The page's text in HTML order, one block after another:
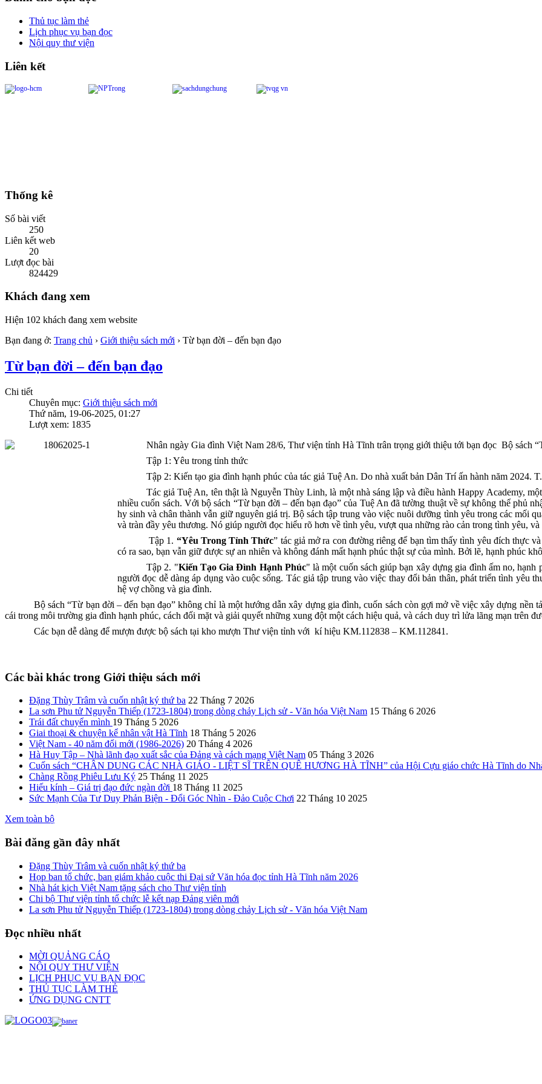
Thủ tục làm thẻ
Lịch phục vụ bạn đọc
Nội quy thư viện
Liên kết
Thống kê
Số bài viết
250
Liên kết web
20
Lượt đọc bài
824429
Khách đang xem
Hiện 102 khách đang xem website
Bạn đang ở: Trang chủ › Giới thiệu sách mới › Từ bạn đời – đến bạn đạo
Từ bạn đời – đến bạn đạo
Chi tiết
Chuyên mục: Giới thiệu sách mới
Thứ năm, 19-06-2025, 01:27
Lượt xem: 1835
Nhân ngày Gia đình Việt Nam 28/6, Thư viện tỉnh Hà Tĩnh trân trọng giới thiệu tới bạn đọc Bộ sách
Tập 1: Yêu trong tỉnh thức
Tập 2: Kiến tạo gia đình hạnh phúc của tác giả Tuệ An. Do nhà xuất bản Dân Trí ấn hành năm 2024.
Tác giả Tuệ An, tên thật là Nguyễn Thùy Linh, là một nhà sáng lập và điều hành Happy Academy,
nhiều cuốn sách. Với bộ sách “Từ bạn đời – đến bạn đạo” của Tuệ An đã tường thuật về sự không thể phủ
hy sinh và chân thành vẫn giữ nguyên giá trị. Bộ sách tập trung vào việc nuôi dưỡng tình yêu trong các mối
và tràn đầy yêu thương. Nó giúp người đọc hiểu rõ hơn về tình yêu, vượt qua những rào cản trong tình yêu,
Tập 1. “Yêu Trong Tỉnh Thức” tác giả mở ra con đường riêng để bạn tìm thấy tình yêu đích thực
có ra sao, bạn vẫn giữ được sự an nhiên và không đánh mất hạnh phúc thật sự của mình. Bởi lẽ, hạnh phúc
Tập 2. "Kiến Tạo Gia Đình Hạnh Phúc" là một cuốn sách giúp bạn xây dựng gia đình ấm no,
người đọc dễ dàng áp dụng vào cuộc sống. Tác giả tập trung vào việc thay đổi bản thân, phát triển tình yêu
hệ vợ chồng và gia đình.
Bộ sách “Từ bạn đời – đến bạn đạo” không chỉ là một hướng dẫn xây dựng gia đình, cuốn sách còn gợi mở về việc xây dựng nền
cái trong môi trường gia đình hạnh phúc, cách đối mặt và giải quyết những xung đột một cách hiệu quả, và cách duy trì lửa lãng mạn trên
Các bạn dễ dàng để mượn được bộ sách tại kho mượn Thư viện tỉnh với kí hiệu KM.112838 – KM.112841.
Các bài khác trong Giới thiệu sách mới
Đặng Thùy Trâm và cuốn nhật ký thứ ba 22 Tháng 7 2026
La sơn Phu tử Nguyễn Thiếp (1723-1804) trong dòng chảy Lịch sử - Văn hóa Việt Nam 15 Tháng 6 2026
Trái đất chuyển mình 19 Tháng 5 2026
Giai thoại & chuyện kể nhân vật Hà Tĩnh 18 Tháng 5 2026
Việt Nam - 40 năm đổi mới (1986-2026) 20 Tháng 4 2026
Hà Huy Tập – Nhà lãnh đạo xuất sắc của Đảng và cách mạng Việt Nam 05 Tháng 3 2026
Cuốn sách “CHÂN DUNG CÁC NHÀ GIÁO - LIỆT SĨ TRÊN QUÊ HƯƠNG HÀ TĨNH” của Hội Cựu giáo chức Hà Tĩnh do
Chàng Rồng Phiêu Lưu Ký 25 Tháng 11 2025
Hiếu kính – Giá trị đạo đức ngàn đời 18 Tháng 11 2025
Sức Mạnh Của Tư Duy Phản Biện - Đổi Góc Nhìn - Đảo Cuộc Chơi 22 Tháng 10 2025
Xem toàn bộ
Bài đăng gần đây nhất
Đặng Thùy Trâm và cuốn nhật ký thứ ba
Họp ban tổ chức, ban giám khảo cuộc thi Đại sứ Văn hóa đọc tỉnh Hà Tĩnh năm 2026
Nhà hát kịch Việt Nam tặng sách cho Thư viện tỉnh
Chi bộ Thư viện tỉnh tổ chức lễ kết nạp Đảng viên mới
La sơn Phu tử Nguyễn Thiếp (1723-1804) trong dòng chảy Lịch sử - Văn hóa Việt Nam
Đọc nhiều nhất
MỜI QUẢNG CÁO
NỘI QUY THƯ VIỆN
LỊCH PHỤC VỤ BẠN ĐỌC
THỦ TỤC LÀM THẺ
ỨNG DỤNG CNTT